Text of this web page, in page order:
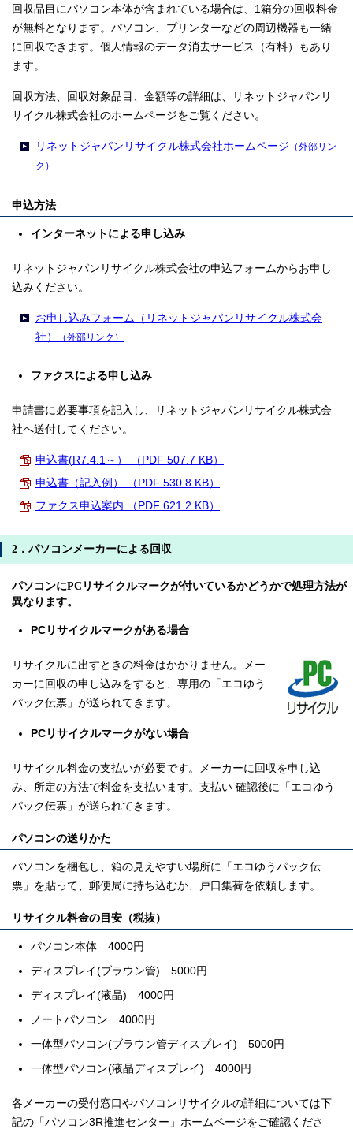
回収品目にパソコン本体が含まれている場合は、1箱分の回収料金
が無料となります。パソコン、プリンターなどの周辺機器も一緒
に回収できます。個人情報のデータ消去サービス（有料）もあり
ます。
回収方法、回収対象品目、金額等の詳細は、リネットジャパンリ
サイクル株式会社のホームページをご覧ください。
リネットジャパンリサイクル株式会社ホームページ （外部リン
ク）
申込方法
インターネットによる申し込み
リネットジャパンリサイクル株式会社の申込フォームからお申し
込みください。
お申し込みフォーム（リネットジャパンリサイクル株式会
社）
（外部リンク）
ファクスによる申し込み
申請書に必要事項を記入し、リネットジャパンリサイクル株式会
社へ送付してください。
申込書(R7.4.1～） （PDF 507.7 KB）
申込書（記入例） （PDF 530.8 KB）
ファクス申込案内 （PDF 621.2 KB）
2．パソコンメーカーによる回収
パソコンにPCリサイクルマークが付いているかどうかで処理方法が
異なります。
PCリサイクルマークがある場合
リサイクルに出すときの料金はかかりません。メー
カーに回収の申し込みをすると、専用の「エコゆう
パック伝票」が送られてきます。
PCリサイクルマークがない場合
リサイクル料金の支払いが必要です。メーカーに回収を申し込
み、所定の方法で料金を支払います。支払い 確認後に「エコゆう
パック伝票」が送られてきます。
パソコンの送りかた
パソコンを梱包し、箱の見えやすい場所に「エコゆうパック伝
票」を貼って、郵便局に持ち込むか、戸口集荷を依頼します。
リサイクル料金の目安（税抜）
パソコン本体 4000円
ディスプレイ(ブラウン管) 5000円
ディスプレイ(液晶) 4000円
ノートパソコン 4000円
一体型パソコン(ブラウン管ディスプレイ) 5000円
一体型パソコン(液晶ディスプレイ) 4000円
各メーカーの受付窓口やパソコンリサイクルの詳細については下
記の「パソコン3R推進センター」ホームページをご確認くださ